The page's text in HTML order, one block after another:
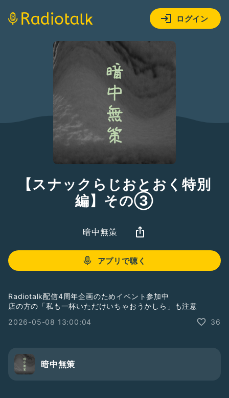
ログイン
【スナックらじおとおく特別
編】その③
暗中無策
アプリで聴く
Radiotalk配信4周年企画のためイベント参加中
店の方の「私も一杯いただけいちゃおうかしら」も注意
2026-05-08 13:00:04
36
暗中無策